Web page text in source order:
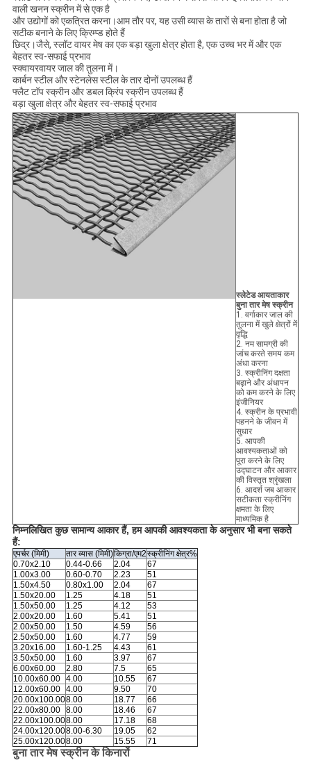
वाली खनन स्क्रीन में से एक है
और उद्योगों को एकत्रित करना।आम तौर पर, यह उसी व्यास के तारों से बना होता है जो
सटीक बनाने के लिए क्रिम्प्ड होते हैं
छिद्र।जैसे, स्लॉट वायर मेष का एक बड़ा खुला क्षेत्र होता है, एक उच्च भर में और एक
बेहतर स्व-सफाई प्रभाव
स्क्वायरवायर जाल की तुलना में।
कार्बन स्टील और स्टेनलेस स्टील के तार दोनों उपलब्ध हैं
फ्लैट टॉप स्क्रीन और डबल क्रिंप स्क्रीन उपलब्ध हैं
बड़ा खुला क्षेत्र और बेहतर स्व-सफाई प्रभाव
स्लेटेड आयताकार
बुना तार मेष स्क्रीन
1. वर्गाकार जाल की
तुलना में खुले क्षेत्रों में
वृद्धि
2. नम सामग्री की
जांच करते समय कम
अंधा करना
3. स्क्रीनिंग दक्षता
बढ़ाने और अंधापन
को कम करने के लिए
इंजीनियर
4. स्क्रीन के प्रभावी
पहनने के जीवन में
सुधार
5. आपकी
आवश्यकताओं को
पूरा करने के लिए
उद्घाटन और आकार
की विस्तृत श्रृंखला
6. आदर्श जब आकार
सटीकता स्क्रीनिंग
क्षमता के लिए
माध्यमिक है
निम्नलिखित कुछ सामान्य आकार हैं, हम आपकी आवश्यकता के अनुसार भी बना सकते
हैं:
एपर्चर (मिमी) तार व्यास (मिमी)किग्रा/एम2स्क्रीनिंग क्षेत्र%
0.70x2.10
0.44-0.66 2.04
67
1.00x3.00
0.60-0.70 2.23
51
1.50x4.50
0.80x1.00 2.04
67
1.50x20.00
1.25 4.18
51
1.50x50.00
1.25 4.12
53
2.00x20.00
1.60 5.41
51
2.00x50.00
1.50 4.59
56
2.50x50.00
1.60 4.77
59
3.20x16.00
1.60-1.25 4.43
61
3.50x50.00
1.60 3.97
67
6.00x60.00
2.80 7.5
65
10.00x60.00 4.00 10.55
67
12.00x60.00 4.00 9.50
70
20.00x100.008.00 18.77
66
22.00x80.00 8.00 18.46
67
22.00x100.008.00 17.18
68
24.00x120.008.00-6.30 19.05
62
25.00x120.008.00 15.55 71
बुना तार मेष स्क्रीन के किनारों